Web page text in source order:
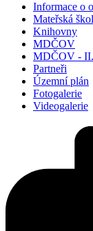
Informace o
Mateřská
Knihovny
MDČOV
MDČOV - II.
Partneři
Územní plán
Fotogalerie
Videogalerie